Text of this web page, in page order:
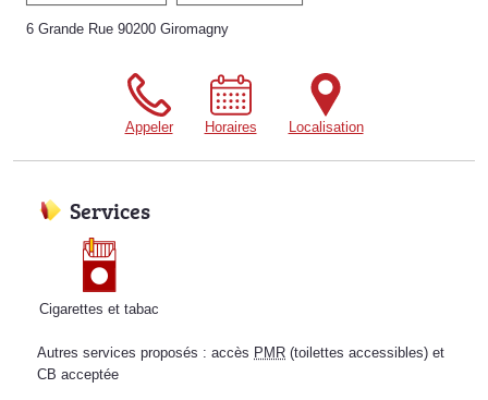
6 Grande Rue 90200 Giromagny
Appeler Horaires Localisation
Services
Cigarettes et tabac
Autres services proposés : accès PMR (toilettes accessibles) et
CB acceptée